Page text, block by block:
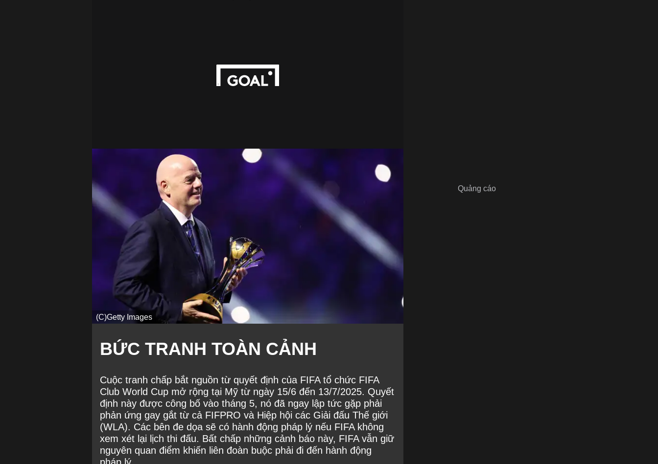
(C)Getty Images
BỨC TRANH TOÀN CẢNH
Cuộc tranh chấp bắt nguồn từ quyết định của FIFA tổ chức FIFA
Club World Cup mở rộng tại Mỹ từ ngày 15/6 đến 13/7/2025. Quyết
định này được công bố vào tháng 5, nó đã ngay lập tức gặp phải
phản ứng gay gắt từ cả FIFPRO và Hiệp hội các Giải đấu Thế giới
(WLA). Các bên đe dọa sẽ có hành động pháp lý nếu FIFA không
xem xét lại lịch thi đấu. Bất chấp những cảnh báo này, FIFA vẫn giữ
nguyên quan điểm khiến liên đoàn buộc phải đi đến hành động